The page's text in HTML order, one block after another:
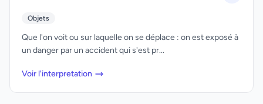
Objets
Que l'on voit ou sur laquelle on se déplace : on est exposé à
un danger par un accident qui s'est pr...
Voir l'interpretation